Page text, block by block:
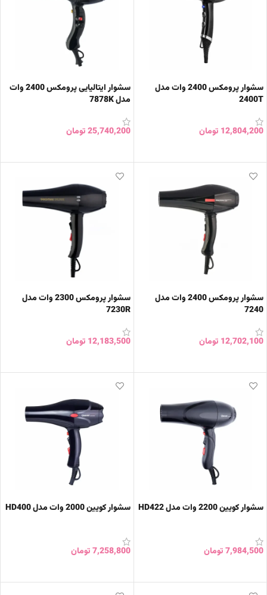
سشوار پرومکس 2400 وات مدل
2400T
12,804,200 تومان
سشوار ایتالیایی پرومکس 2400 وات
مدل 7878K
25,740,200تومان
سشوار پرومکس 2400 وات مدل
7240
12,702,100 تومان
سشوار پرومکس 2300 وات مدل
7230R
12,183,500 تومان
سشوار کویین 2200 وات مدل HD422
7,984,500تومان
سشوار کویین 2000 وات مدل HD400
7,258,800تومان